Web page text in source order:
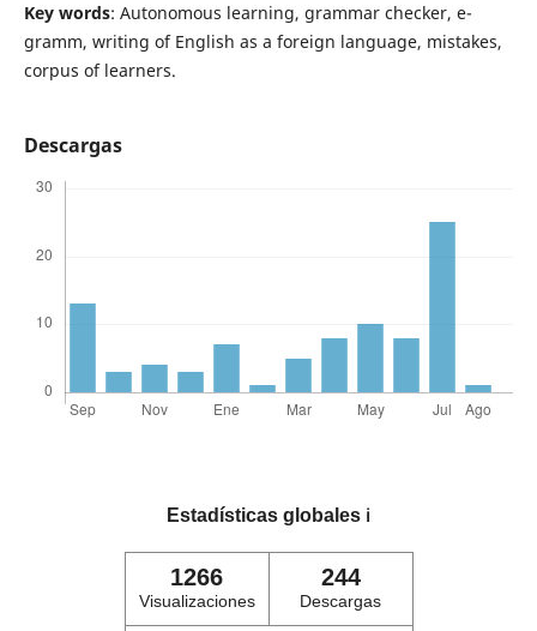
Key words: Autonomous learning, grammar checker, e-
gramm, writing of English as a foreign language, mistakes,
corpus of learners.
Descargas
Estadísticas globales ℹ️
1266
Visualizaciones
244
Descargas